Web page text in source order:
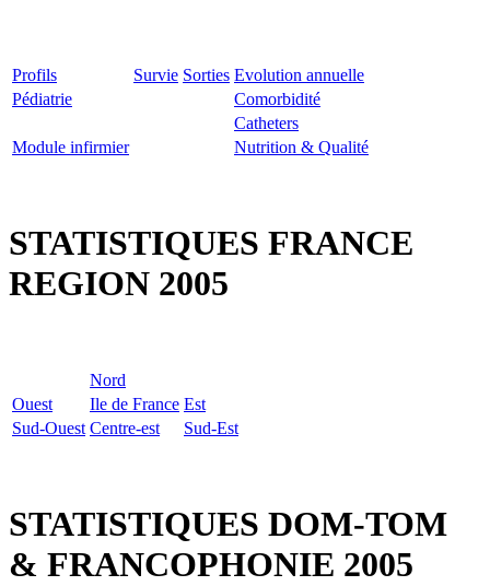
Profils Survie Sorties Evolution annuelle
Pédiatrie
Comorbidité
Catheters
Module infirmier
Nutrition & Qualité
STATISTIQUES FRANCE
REGION 2005
Nord
Ouest
Ile de France Est
Sud-Ouest Centre-est Sud-Est
STATISTIQUES DOM-TOM
& FRANCOPHONIE 2005